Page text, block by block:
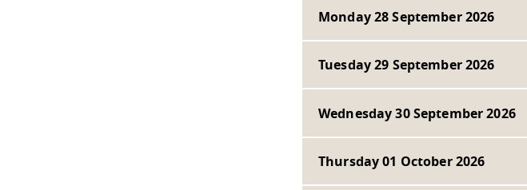
Monday 28 September 2026
Tuesday 29 September 2026
Wednesday 30 September 2026
Thursday 01 October 2026